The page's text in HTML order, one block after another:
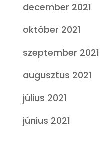
december 2021
október 2021
szeptember 2021
augusztus 2021
július 2021
június 2021